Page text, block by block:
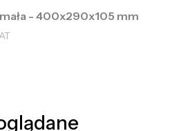
- 400x290x105 mm